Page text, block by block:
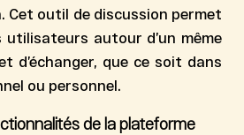
. Cet outil de discussion permet
utilisateurs autour d’un même
d’échanger, que ce soit dans
ou personnel.
de la plateforme